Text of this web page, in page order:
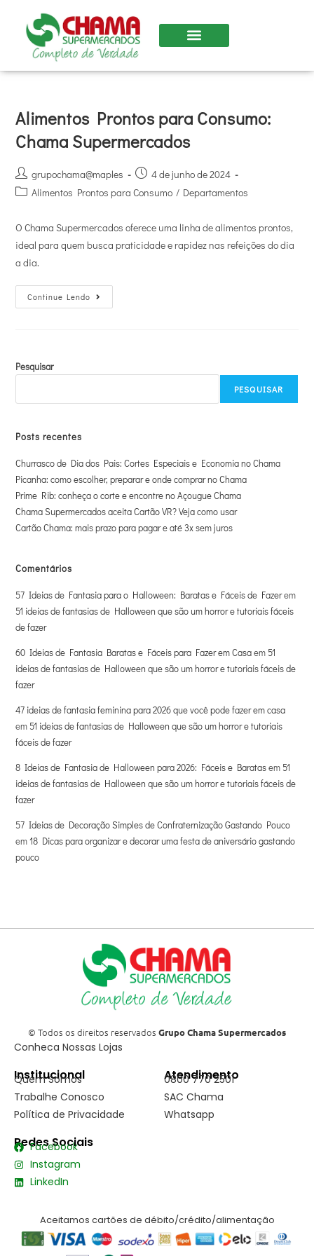
Alimentos Prontos para Consumo:
Chama Supermercados
grupochama@maples
4 de junho de 2024
Alimentos Prontos para Consumo / Departamentos
O Chama Supermercados oferece uma linha de alimentos prontos,
ideal para quem busca praticidade e rapidez nas refeições do dia
a dia.
Continue Lendo
Pesquisar
PESQUISAR
Posts recentes
Churrasco de Dia dos Pais: Cortes Especiais e Economia no Chama
Picanha: como escolher, preparar e onde comprar no Chama
Prime Rib: conheça o corte e encontre no Açougue Chama
Chama Supermercados aceita Cartão VR? Veja como usar
Cartão Chama: mais prazo para pagar e até 3x sem juros
Comentários
57 Ideias de Fantasia para o Halloween: Baratas e Fáceis de Fazerem
51 ideias de fantasias de Halloween que são um horror e tutoriais fáceis
de fazer
60 Ideias de Fantasia Baratas e Fáceis para Fazer em Casaem 51
ideias de fantasias de Halloween que são um horror e tutoriais fáceis de
fazer
47 ideias de fantasia feminina para 2026 que você pode fazer em casa
em 51 ideias de fantasias de Halloween que são um horror e tutoriais
fáceis de fazer
8 Ideias de Fantasia de Halloween para 2026: Fáceis e Baratasem 51
ideias de fantasias de Halloween que são um horror e tutoriais fáceis de
fazer
57 Ideias de Decoração Simples de Confraternização Gastando Pouco
em18 Dicas para organizar e decorar uma festa de aniversário gastando
pouco
© Todos os direitos reservados Grupo Chama Supermercados
Conheca Nossas Lojas
Institucional
Quem Somos
Trabalhe Conosco
Política de Privacidade
Atendimento
0800 770 2501
SAC Chama
Whatsapp
Redes Sociais
Facebook
Instagram
LinkedIn
Aceitamos cartões de débito/crédito/alimentação